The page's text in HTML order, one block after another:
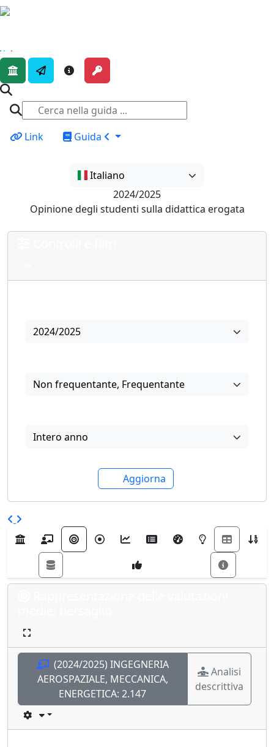
Link Guida
Italiano
2024/2025
Opinione degli studenti sulla didattica erogata
2024/2025
Non frequentante, Frequentante
Intero anno
Aggiorna
(2024/2025) INGEGNERIA
AEROSPAZIALE, MECCANICA,
ENERGETICA: 2.147
Analisi
descrittiva